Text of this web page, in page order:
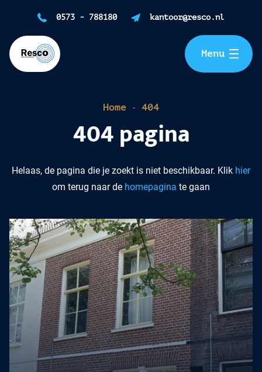
0573 - 788180 kantoor@resco.nl
Menu
Impregneren
Isoleren
Over ons
Blogs & nieuws
FAQ
Contact
Offerte aanvragen
Binnen 24 uur reactie.
Home - 404
404 pagina
Helaas, de pagina die je zoekt is niet beschikbaar. Klik hier
om terug naar de homepagina te gaan